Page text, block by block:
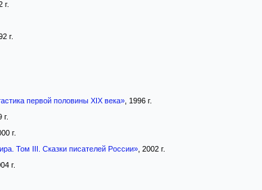
г.
г.
первой половины XIX века», 1996 г.
г.
г.
Том III. Сказки писателей России», 2002 г.
г.